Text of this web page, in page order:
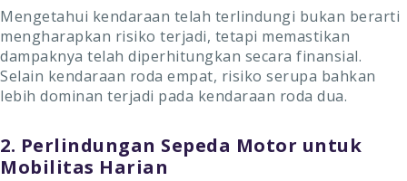
Mengetahui kendaraan telah terlindungi bukan berarti
mengharapkan risiko terjadi, tetapi memastikan
dampaknya telah diperhitungkan secara finansial.
Selain kendaraan roda empat, risiko serupa bahkan
lebih dominan terjadi pada kendaraan roda dua.
2. Perlindungan Sepeda Motor untuk
Mobilitas Harian